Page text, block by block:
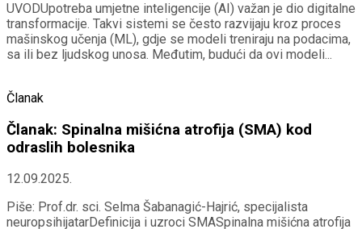
UVODUpotreba umjetne inteligencije (AI) važan je dio digitalne
transformacije. Takvi sistemi se često razvijaju kroz proces
mašinskog učenja (ML), gdje se modeli treniraju na podacima,
sa ili bez ljudskog unosa. Međutim, budući da ovi modeli...
Članak
Članak: Spinalna mišićna atrofija (SMA) kod
odraslih bolesnika
12.09.2025.
Piše: Prof.dr. sci. Selma Šabanagić-Hajrić, specijalista
neuropsihijatarDefinicija i uzroci SMASpinalna mišićna atrofija